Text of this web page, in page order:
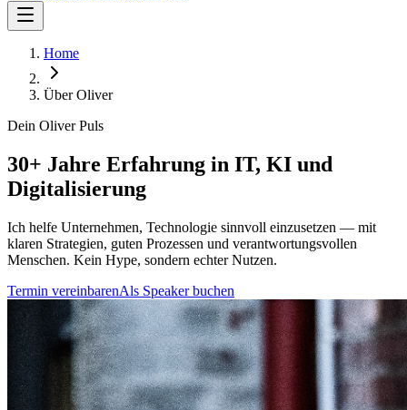
Home
Über Oliver
Dein Oliver Puls
30+ Jahre Erfahrung in IT, KI und
Digitalisierung
Ich helfe Unternehmen, Technologie sinnvoll einzusetzen — mit
klaren Strategien, guten Prozessen und verantwortungsvollen
Menschen. Kein Hype, sondern echter Nutzen.
Termin vereinbarenAls Speaker buchen